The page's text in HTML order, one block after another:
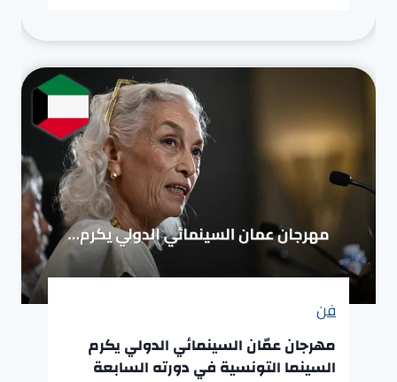
فن
مهرجان عمّان السينمائي الدولي يكرم
السينما التونسية في دورته السابعة